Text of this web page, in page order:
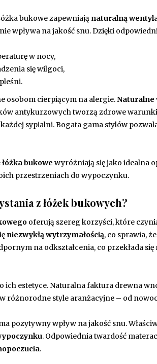
bukowe zapewniają naturalną
wpływa na jakość snu. Dzięki
w nocy,
się wilgoci,
osobom cierpiącym na alergie.Naturalne
antykurzowych tworzą zdrowe warunki
sypialni. Bogata gama stylów
łóżka bukowe wyróżniają się jako idealna
przestrzeniach do wypoczynku.
z łóżek bukowych?
oferują szereg korzyści, które
niezwykłą wytrzymałością, co sprawia,
na odkształcenia, co przekłada się
ich estetyce. Naturalna faktura drewna
różnorodne style aranżacyjne – od
pozytywny wpływ na jakość snu.
. Odpowiednia twardość
.